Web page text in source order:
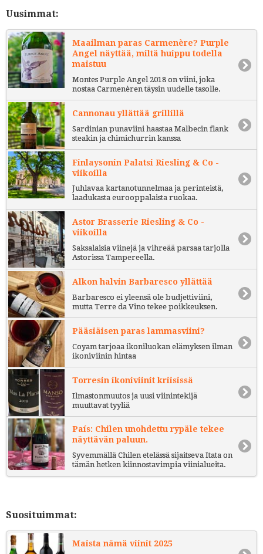
Uusimmat:
Maailman paras Carmenère? Purple
Angel näyttää, miltä huippu todella
maistuu
Montes Purple Angel 2018 on viini, joka
nostaa Carmenèren täysin uudelle tasolle.
Cannonau yllättää grillillä
Sardinian punaviini haastaa Malbecin flank
steakin ja chimichurrin kanssa
Finlaysonin Palatsi Riesling & Co -
viikoilla
Juhlavaa kartanotunnelmaa ja perinteistä,
laadukasta eurooppalaista ruokaa.
Astor Brasserie Riesling & Co -
viikoilla
Saksalaisia viinejä ja vihreää parsaa tarjolla
Astorissa Tampereella.
Alkon halvin Barbaresco yllättää
Barbaresco ei yleensä ole budjettiviini,
mutta Terre da Vino tekee poikkeuksen.
Pääsiäisen paras lammasviini?
Coyam tarjoaa ikoniluokan elämyksen ilman
ikoniviinin hintaa
Torresin ikoniviinit kriisissä
Ilmastonmuutos ja uusi viinintekijä
muuttavat tyyliä
País: Chilen unohdettu rypäle tekee
näyttävän paluun.
Syvemmällä Chilen etelässä sijaitseva Itata on
tämän hetken kiinnostavimpia viinialueita.
Suosituimmat:
Maista nämä viinit 2025